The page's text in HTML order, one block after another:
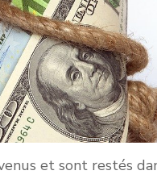
et sont restés